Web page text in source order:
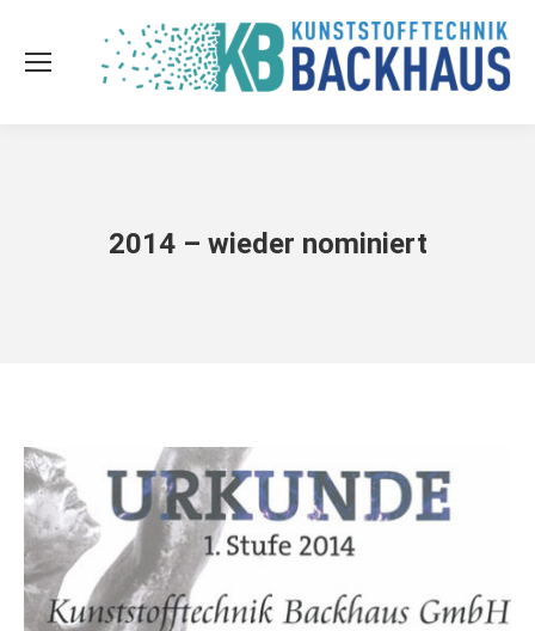
2014 – wieder nominiert